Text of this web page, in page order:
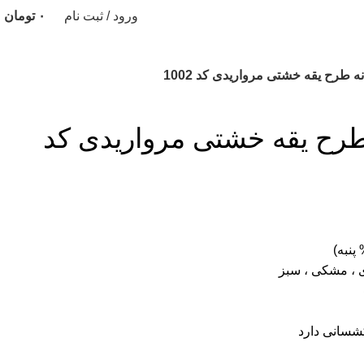
ورود / ثبت نام ۰ تومان
طرح یقه خشتی مرواریدی کد 1002
یقه خشتی مرواریدی کد
، مشکی ، سبز